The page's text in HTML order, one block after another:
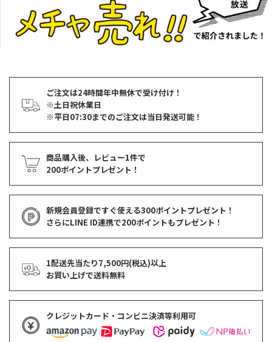
ご注文は24時間年中無休で受け付け！
※土日祝休業日
※平日07:30までのご注文は当日発送可能！
商品購入後、レビュー1件で
200ポイントプレゼント！
新規会員登録ですぐ使える300ポイントプレゼント！
さらにLINE ID連携で200ポイントもプレゼント！
1配送先当たり7,500円(税込)以上
お買い上げで送料無料
クレジットカード・コンビニ決済等利用可